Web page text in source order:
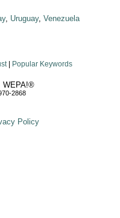
, Uruguay, Venezuela
| Popular Keywords
WEPA!®
2868
Policy